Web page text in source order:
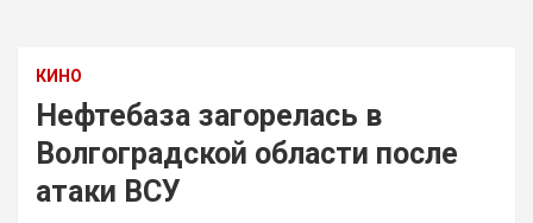
КИНО
Нефтебаза загорелась в
Волгоградской области после
атаки ВСУ